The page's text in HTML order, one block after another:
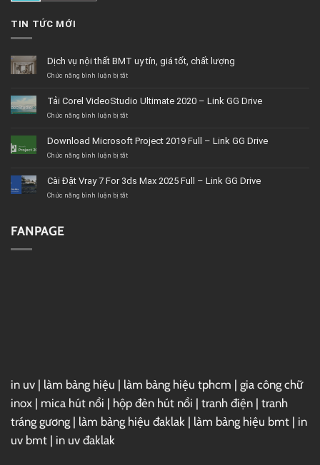
TIN TỨC MỚI
Dịch vụ nội thất BMT uy tín, giá tốt, chất lượng
Chức năng bình luận bị tắtở
nội
thất
tín,
giá
lượng
Tải Corel VideoStudio Ultimate 2020 – Link GG Drive
Chức năng bình luận bị tắtở
VideoStudio
Ultimate
Link
GG
Download Microsoft Project 2019 Full – Link GG Drive
Chức năng bình luận bị tắtở
Project
2019
Cài Đặt Vray 7 For 3ds Max 2025 Full – Link GG Drive
Chức năng bình luận bị tắtở
FANPAGE
in uv | làm bảng hiệu | làm bảng hiệu tphcm | gia công chữ
inox | mica hút nổi | hộp đèn hút nổi | tranh điện | tranh
tráng gương | làm bảng hiệu đaklak | làm bảng hiệu bmt | in
uv bmt | in uv đaklak